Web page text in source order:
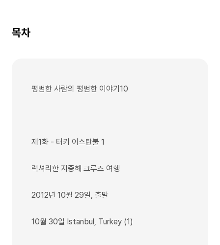
목차
평범한 사람의 평범한 이야기10
제1화 - 터키 이스탄불 1
럭셔리한 지중해 크루즈 여행
2012년 10월 29일, 출발
10월 30일 Istanbul, Turkey (1)